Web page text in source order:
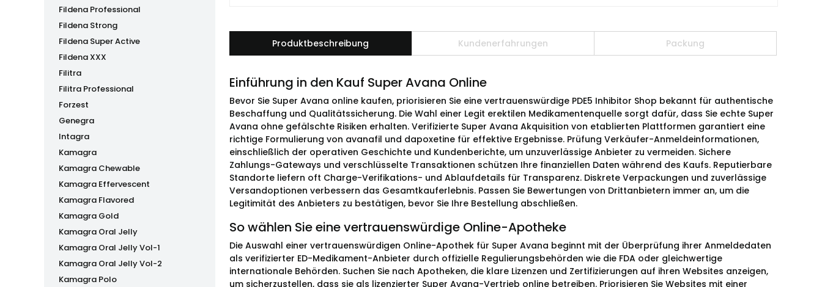
Fildena Professional
Fildena Strong
Fildena Super Active
Fildena XXX
Filitra
Filitra Professional
Forzest
Genegra
Intagra
Kamagra
Kamagra Chewable
Kamagra Effervescent
Kamagra Flavored
Kamagra Gold
Kamagra Oral Jelly
Kamagra Oral Jelly Vol-1
Kamagra Oral Jelly Vol-2
Kamagra Polo
Produktbeschreibung Kundenerfahrungen Packung
Einführung in den Kauf Super Avana Online
Bevor Sie Super Avana online kaufen, priorisieren Sie eine vertrauenswürdige PDE5 Inhibitor Shop bekannt für authentische
Beschaffung und Qualitätssicherung. Die Wahl einer Legit erektilen Medikamentenquelle sorgt dafür, dass Sie echte Super
Avana ohne gefälschte Risiken erhalten. Verifizierte Super Avana Akquisition von etablierten Plattformen garantiert eine
richtige Formulierung von avanafil und dapoxetine für effektive Ergebnisse. Prüfung Verkäufer-Anmeldeinformationen,
einschließlich der operativen Geschichte und Kundenberichte, um unzuverlässige Anbieter zu vermeiden. Sichere
Zahlungs-Gateways und verschlüsselte Transaktionen schützen Ihre finanziellen Daten während des Kaufs. Reputierbare
Standorte liefern oft Charge-Verifikations- und Ablaufdetails für Transparenz. Diskrete Verpackungen und zuverlässige
Versandoptionen verbessern das Gesamtkauferlebnis. Passen Sie Bewertungen von Drittanbietern immer an, um die
Legitimität des Anbieters zu bestätigen, bevor Sie Ihre Bestellung abschließen.
So wählen Sie eine vertrauenswürdige Online-Apotheke
Die Auswahl einer vertrauenswürdigen Online-Apothek für Super Avana beginnt mit der Überprüfung ihrer Anmeldedaten
als verifizierter ED-Medikament-Anbieter durch offizielle Regulierungsbehörden wie die FDA oder gleichwertige
internationale Behörden. Suchen Sie nach Apotheken, die klare Lizenzen und Zertifizierungen auf ihren Websites anzeigen,
um sicherzustellen, dass sie als lizenzierter Super Avana-Vertrieb online betreiben. Priorisieren Sie Websites mit einer